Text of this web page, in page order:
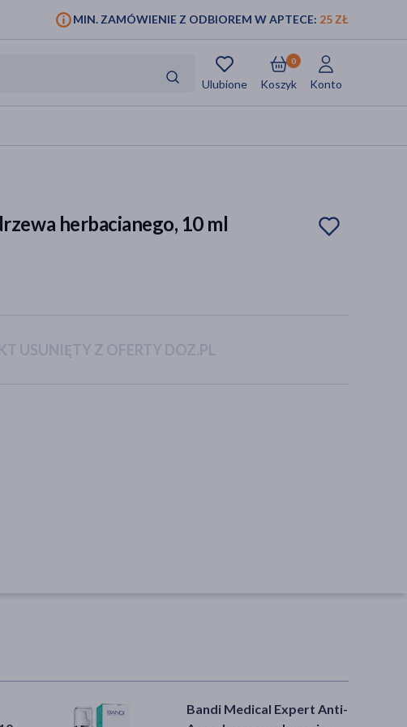
MIN. ZAMÓWIENIE Z ODBIOREM W APTECE: 25 ZŁ
Ulubione Koszyk
0
Konto
herbacianego, 10 ml
USUNIĘTY Z OFERTY DOZ.PL
Bandi Medical Expert Anti-
Botame Wellness, olejek